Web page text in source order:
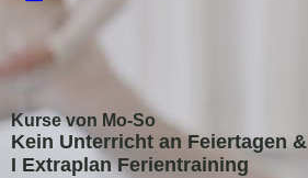
Kurse von Mo-So
Kein Unterricht an Feiertagen &
I Extraplan Ferientraining